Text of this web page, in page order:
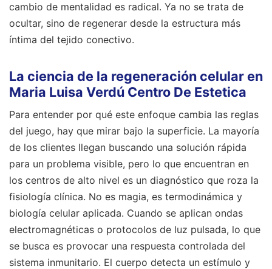
cambio de mentalidad es radical. Ya no se trata de
ocultar, sino de regenerar desde la estructura más
íntima del tejido conectivo.
La ciencia de la regeneración celular en
Maria Luisa Verdú Centro De Estetica
Para entender por qué este enfoque cambia las reglas
del juego, hay que mirar bajo la superficie. La mayoría
de los clientes llegan buscando una solución rápida
para un problema visible, pero lo que encuentran en
los centros de alto nivel es un diagnóstico que roza la
fisiología clínica. No es magia, es termodinámica y
biología celular aplicada. Cuando se aplican ondas
electromagnéticas o protocolos de luz pulsada, lo que
se busca es provocar una respuesta controlada del
sistema inmunitario. El cuerpo detecta un estímulo y